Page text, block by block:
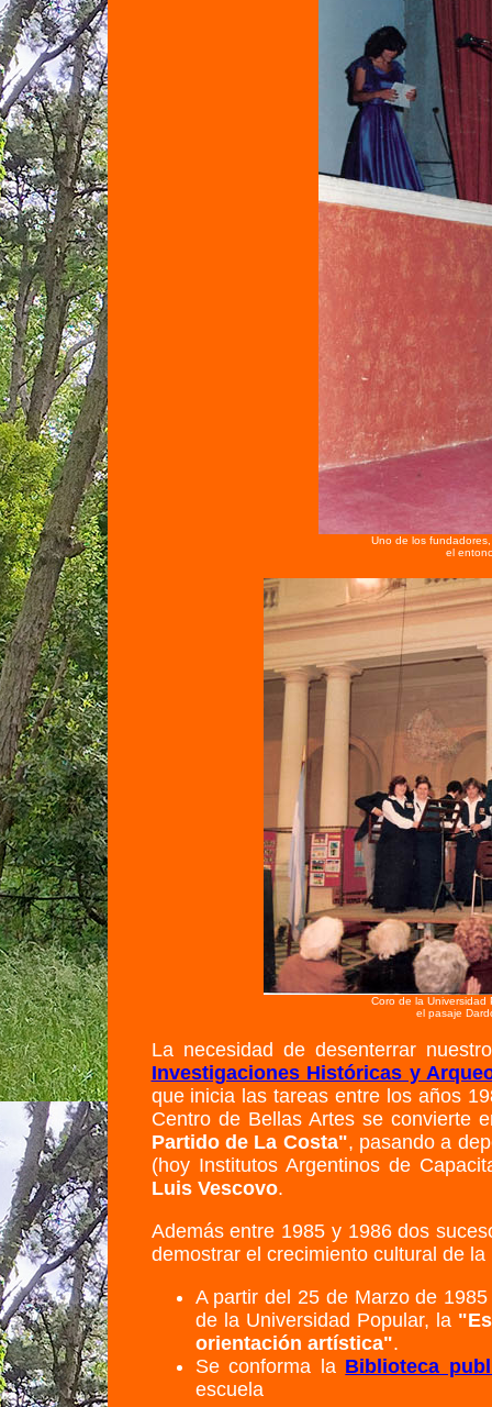
Uno de los
el
Coro de la Universidad
el pasaje
La necesidad de desenterrar
Investigaciones Históricas y
que inicia las tareas entre los años
Centro de Bellas Artes se convierte
Partido de La Costa", pasando a
(hoy Institutos Argentinos de
Luis Vescovo.
Además entre 1985 y 1986 dos
demostrar el crecimiento cultural de la
A partir del 25 de Marzo de
de la Universidad Popular, la
orientación artística".
Se conforma la Biblioteca
escuela